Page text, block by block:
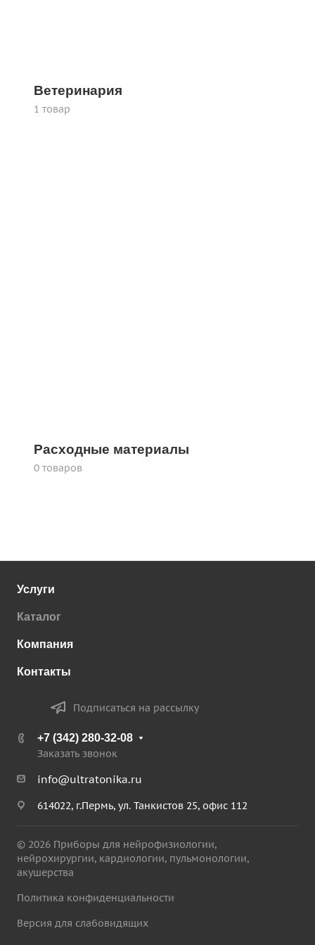
Ветеринария
1 товар
Расходные материалы
0 товаров
Услуги
Каталог
Компания
Контакты
Подписаться на рассылку
+7 (342) 280-32-08
Заказать звонок
info@ultratonika.ru
614022, г.Пермь, ул. Танкистов 25, офис 112
© 2026 Приборы для нейрофизиологии,
нейрохирургии, кардиологии, пульмонологии,
акушерства
Политика конфиденциальности
Версия для слабовидящих